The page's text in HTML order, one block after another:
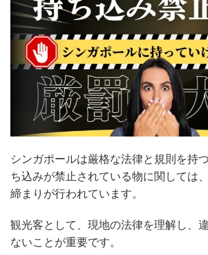
シンガポールは厳格な法律と規則を持
ち込みが禁止されている物に関しては
締まりが行われています。
観光客として、現地の法律を理解し、
ないことが重要です。